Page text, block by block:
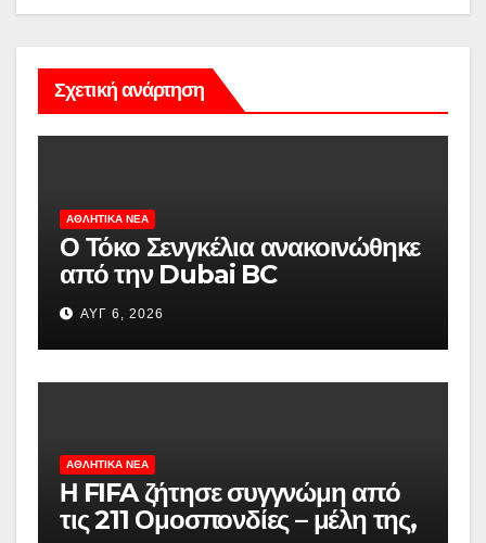
Σχετική ανάρτηση
ΑΘΛΗΤΙΚΆ ΝΈΑ
Ο Τόκο Σενγκέλια ανακοινώθηκε
από την Dubai BC
ΑΥΓ 6, 2026
ΑΘΛΗΤΙΚΆ ΝΈΑ
Η FIFA ζήτησε συγγνώμη από
τις 211 Ομοσπονδίες – μέλη της,